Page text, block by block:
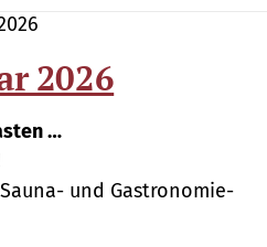
2026
…
und Gastronomie-